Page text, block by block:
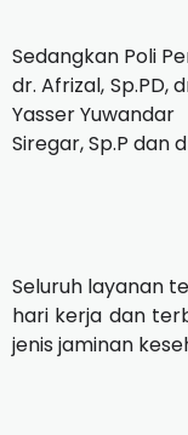
Sedangkan Poli
dr. Afrizal, Sp.PD,
Yasser Yuwandar
Siregar, Sp.P dan
Seluruh layanan
hari kerja dan
jenis jaminan